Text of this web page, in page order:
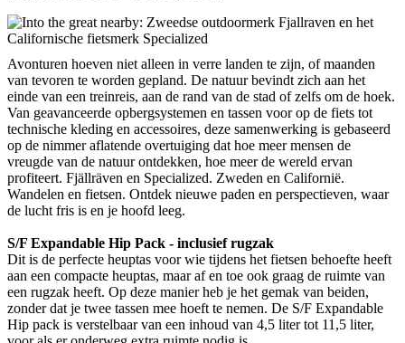
Avonturen hoeven niet alleen in verre landen te zijn, of maanden
van tevoren te worden gepland. De natuur bevindt zich aan het
einde van een treinreis, aan de rand van de stad of zelfs om de hoek.
Van geavanceerde opbergsystemen en tassen voor op de fiets tot
technische kleding en accessoires, deze samenwerking is gebaseerd
op de nimmer aflatende overtuiging dat hoe meer mensen de
vreugde van de natuur ontdekken, hoe meer de wereld ervan
profiteert. Fjällräven en Specialized. Zweden en Californië.
Wandelen en fietsen. Ontdek nieuwe paden en perspectieven, waar
de lucht fris is en je hoofd leeg.
S/F Expandable Hip Pack - inclusief rugzak
Dit is de perfecte heuptas voor wie tijdens het fietsen behoefte heeft
aan een compacte heuptas, maar af en toe ook graag de ruimte van
een rugzak heeft. Op deze manier heb je het gemak van beiden,
zonder dat je twee tassen mee hoeft te nemen. De S/F Expandable
Hip pack is verstelbaar van een inhoud van 4,5 liter tot 11,5 liter,